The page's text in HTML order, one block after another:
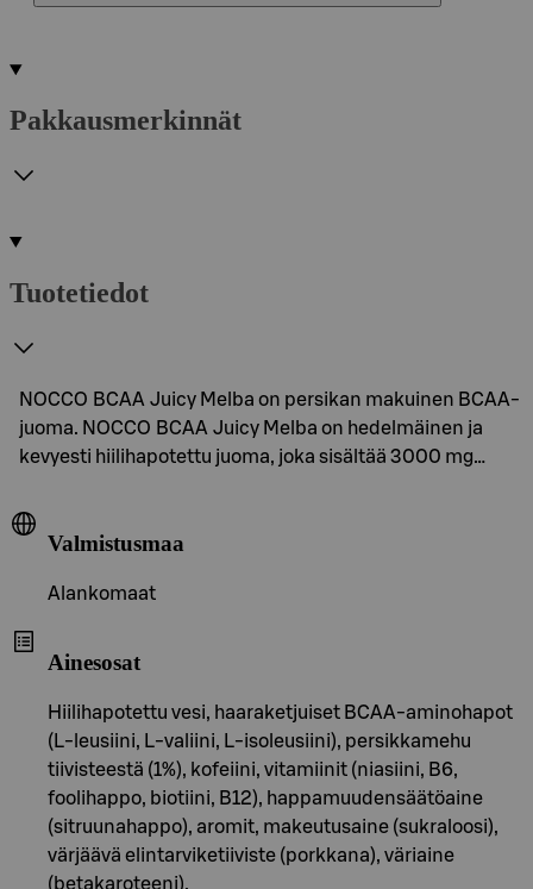
Pakkausmerkinnät
Tuotetiedot
NOCCO BCAA Juicy Melba on persikan makuinen BCAA-
juoma. NOCCO BCAA Juicy Melba on hedelmäinen ja
kevyesti hiilihapotettu juoma, joka sisältää 3000 mg…
Valmistusmaa
Alankomaat
Ainesosat
Hiilihapotettu vesi, haaraketjuiset BCAA-aminohapot
(L-leusiini, L-valiini, L-isoleusiini), persikkamehu
tiivisteestä (1%), kofeiini, vitamiinit (niasiini, B6,
foolihappo, biotiini, B12), happamuudensäätöaine
(sitruunahappo), aromit, makeutusaine (sukraloosi),
värjäävä elintarviketiiviste (porkkana), väriaine
(betakaroteeni).